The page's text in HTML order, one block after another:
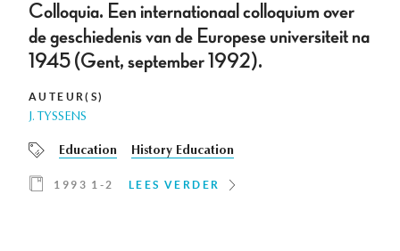
Colloquia. Een internationaal colloquium over
de geschiedenis van de Europese universiteit na
1945 (Gent, september 1992).
AUTEUR(S)
J. TYSSENS
Education History Education
1993 1-2 LEES VERDER